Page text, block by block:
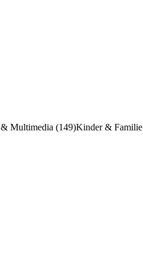
Multimedia (149)Kinder & Familie